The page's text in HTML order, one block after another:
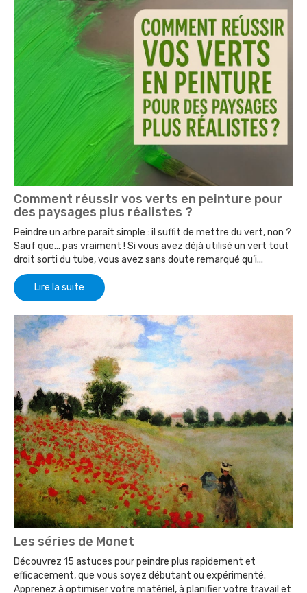
Comment réussir vos verts en peinture pour
des paysages plus réalistes ?
Peindre un arbre paraît simple : il suffit de mettre du vert, non ?
Sauf que… pas vraiment ! Si vous avez déjà utilisé un vert tout
droit sorti du tube, vous avez sans doute remarqué qu’i...
Lire la suite
Les séries de Monet
Découvrez 15 astuces pour peindre plus rapidement et
efficacement, que vous soyez débutant ou expérimenté.
Apprenez à optimiser votre matériel, à planifier votre travail et